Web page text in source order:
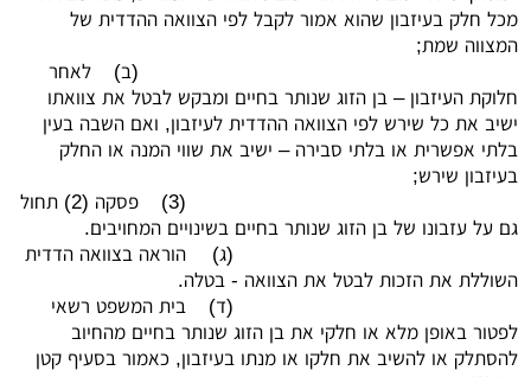
מכל חלק בעיזבון שהוא אמור לקבל לפי הצוואה ההדדית של
המצווה שמת;
(ב)
לאחר
חלוקת העיזבון – בן הזוג שנותר בחיים ומבקש לבטל את צוואתו
ישיב את כל שירש לפי הצוואה ההדדית לעיזבון, ואם השבה בעין
בלתי אפשרית או בלתי סבירה – ישיב את שווי המנה או החלק
בעיזבון שירש;
(3)
פסקה (2) תחול
גם על עזבונו של בן הזוג שנותר בחיים בשינויים המחויבים.
(ג)
הוראה בצוואה הדדית
השוללת את הזכות לבטל את הצוואה - בטלה.
(ד)
בית המשפט רשאי
לפטור באופן מלא או חלקי את בן הזוג שנותר בחיים מהחיוב
להסתלק או להשיב את חלקו או מנתו בעיזבון, כאמור בסעיף קטן